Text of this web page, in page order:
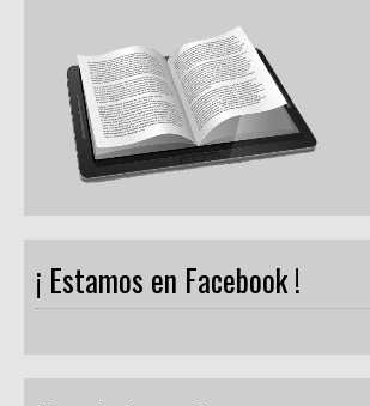
¡ Estamos en Facebook !